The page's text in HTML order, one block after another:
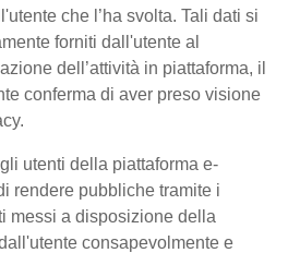
che l’ha svolta. Tali dati si
forniti dall'utente al
dell’attività in piattaforma, il
conferma di aver preso visione
utenti della piattaforma e-
rendere pubbliche tramite i
messi a disposizione della
consapevolmente e